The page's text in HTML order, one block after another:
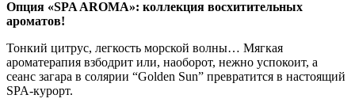
Опция «SPA AROMA»: коллекция восхитительных
ароматов!
Тонкий цитрус, легкость морской волны… Мягкая
ароматерапия взбодрит или, наоборот, нежно успокоит, а
сеанс загара в солярии “Golden Sun” превратится в настоящий
SPA-курорт.